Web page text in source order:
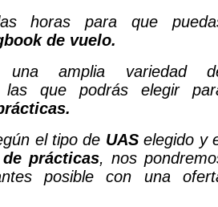
horas para que
de vuelo.
una amplia variedad
las que podrás elegir
el tipo de UASelegido y
prácticas, nos
posible con una